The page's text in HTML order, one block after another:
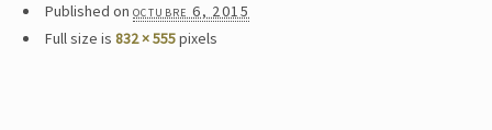
Published on octubre 6, 2015
Full size is 832 × 555pixels